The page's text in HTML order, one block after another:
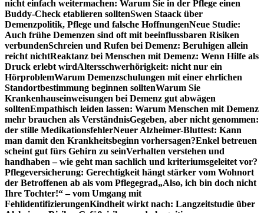
nicht einfach weitermachen: Warum Sie in der Pflege einen
Buddy-Check etablieren solltenSwen Staack über
Demenzpolitik, Pflege und falsche HoffnungenNeue Studie:
Auch frühe Demenzen sind oft mit beeinflussbaren Risiken
verbundenSchreien und Rufen bei Demenz: Beruhigen allein
reicht nichtReaktanz bei Menschen mit Demenz: Wenn Hilfe als
Druck erlebt wirdAltersschwerhörigkeit: nicht nur ein
HörproblemWarum Demenzschulungen mit einer ehrlichen
Standortbestimmung beginnen solltenWarum Sie
Krankenhauseinweisungen bei Demenz gut abwägen
solltenEmpathisch leiden lassen: Warum Menschen mit Demenz
mehr brauchen als VerständnisGegeben, aber nicht genommen:
der stille MedikationsfehlerNeuer Alzheimer-Bluttest: Kann
man damit den Krankheitsbeginn vorhersagen?Enkel betreuen
scheint gut fürs Gehirn zu seinVerhalten verstehen und
handhaben – wie geht man sachlich und kriteriumsgeleitet vor?
Pflegeversicherung: Gerechtigkeit hängt stärker vom Wohnort
der Betroffenen ab als vom Pflegegrad„Also, ich bin doch nicht
Ihre Tochter!“ – vom Umgang mit
FehlidentifizierungenKindheit wirkt nach: Langzeitstudie über